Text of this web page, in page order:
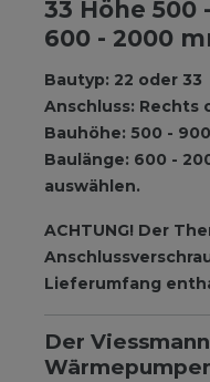
33 Höhe 500
600 - 2000
Bautyp: 22 oder 33
Anschluss: Rechts
Bauhöhe: 500 -
Baulänge: 600 -
auswählen.
ACHTUNG! Der
Lieferumfang
Der